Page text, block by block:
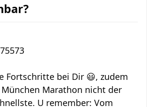
Fortschritte bei Dir 😃, zudem
Marathon nicht der
U remember: Vom